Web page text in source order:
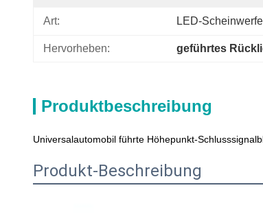
Art: LED-
Hervorheben: geführtes
Produktbeschreibung
Universalautomobil führte Höhepunkt-
Produkt-Beschreibung